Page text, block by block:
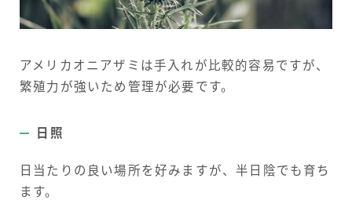
アメリカオニアザミは手入れが比較的容易ですが、
繁殖力が強いため管理が必要です。
日照
日当たりの良い場所を好みますが、半日陰でも育ち
ます。